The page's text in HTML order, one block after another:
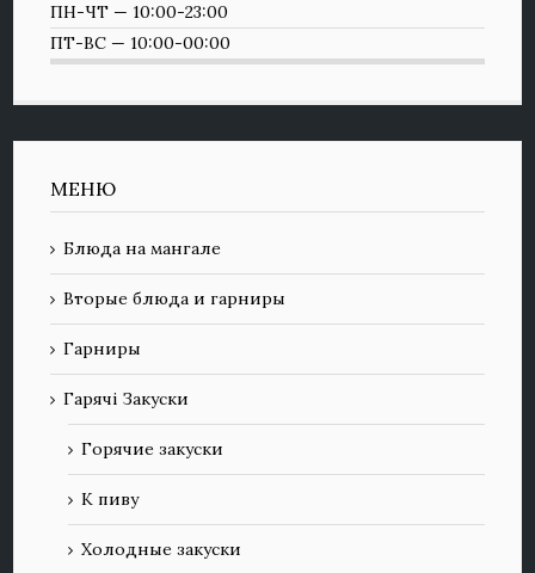
ПН-ЧТ — 10:00-23:00
ПТ-ВС — 10:00-00:00
МЕНЮ
Блюда на мангале
Вторые блюда и гарниры
Гарниры
Гарячі Закуски
Горячие закуски
К пиву
Холодные закуски